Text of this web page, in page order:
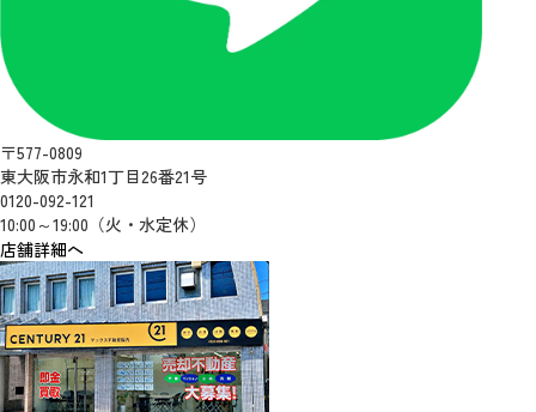
〒577-0809
東大阪市永和1丁目26番21号
0120-092-121
10:00～19:00（火・水定休）
店舗詳細へ